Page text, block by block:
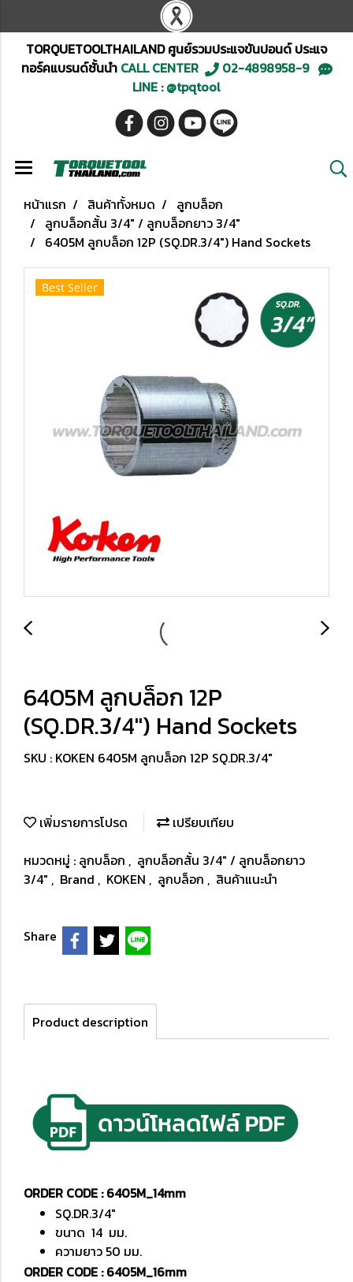
TORQUETOOLTHAILAND ศูนย์รวมประแจขันปอนด์ ประแจ
ทอร์คแบรนด์ชั้นนำCALL CENTER
02-4898958-9
LINE : @tpqtool
หน้าแรก สินค้าทั้งหมด
ลูกบล็อก
ลูกบล็อกสั้น 3/4" / ลูกบล็อกยาว 3/4"
6405M ลูกบล็อก 12P (SQ.DR.3/4") Hand Sockets
Best Seller
6405M ลูกบล็อก 12P
(SQ.DR.3/4") Hand Sockets
SKU : KOKEN 6405M ลูกบล็อก 12P SQ.DR.3/4"
เพิ่มรายการโปรด
เปรียบเทียบ
หมวดหมู่ : ลูกบล็อก , ลูกบล็อกสั้น 3/4" / ลูกบล็อกยาว
3/4" , Brand , KOKEN , ลูกบล็อก , สินค้าแนะนำ
Share
Product description
ORDER CODE : 6405M_14mm
SQ.DR.3/4"
ขนาด 14 มม.
ความยาว 50 มม.
ORDER CODE : 6405M_16mm